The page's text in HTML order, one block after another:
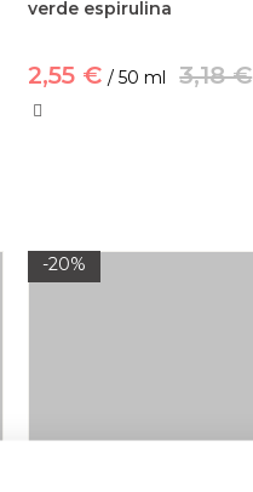
verde espirulina
2,55 € / 50 ml 3,18 €
-20%